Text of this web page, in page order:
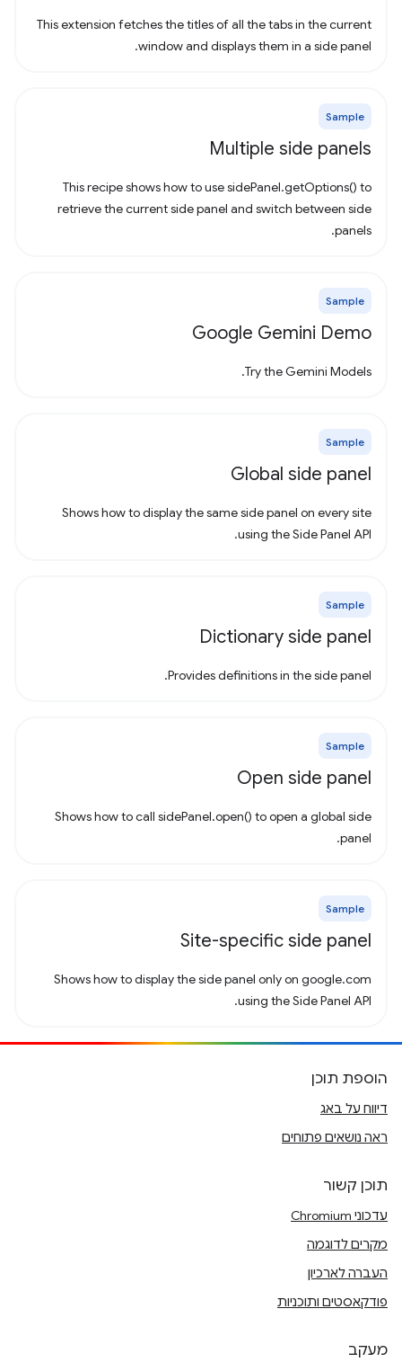
This extension fetches the titles of all the tabs in the current
window and displays them in a side panel.
Sample
Multiple side panels
This recipe shows how to use sidePanel.getOptions() to
retrieve the current side panel and switch between side
panels.
Sample
Google Gemini Demo
Try the Gemini Models.
Sample
Global side panel
Shows how to display the same side panel on every site
using the Side Panel API.
Sample
Dictionary side panel
Provides definitions in the side panel.
Sample
Open side panel
Shows how to call sidePanel.open() to open a global side
panel.
Sample
Site-specific side panel
Shows how to display the side panel only on google.com
using the Side Panel API.
הוספת תוכן
דיווח על באג
ראה נושאים פתוחים
תוכן קשור
עדכוני Chromium
מקרים לדוגמה
העברה לארכיון
פודקאסטים ותוכניות
מעקב